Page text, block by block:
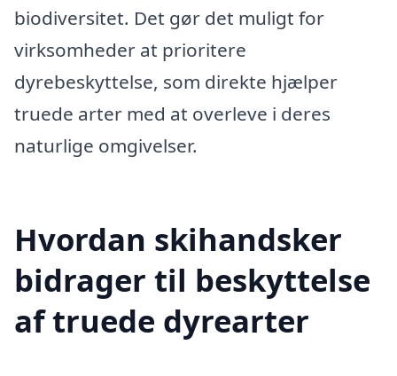
biodiversitet. Det gør det muligt for
virksomheder at prioritere
dyrebeskyttelse, som direkte hjælper
truede arter med at overleve i deres
naturlige omgivelser.
Hvordan skihandsker
bidrager til beskyttelse
af truede dyrearter